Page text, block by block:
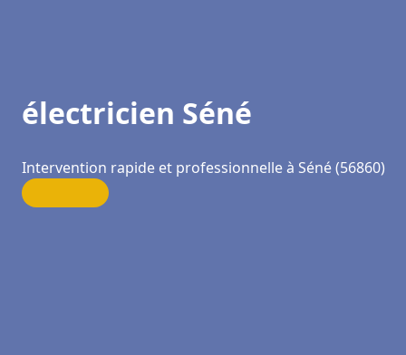
électricien Séné
Intervention rapide et professionnelle à Séné (56860)